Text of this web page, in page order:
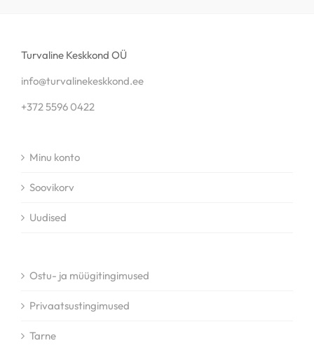
Turvaline Keskkond OÜ
info@turvalinekeskkond.ee
+372 5596 0422
Minu konto
Soovikorv
Uudised
Ostu- ja müügitingimused
Privaatsustingimused
Tarne